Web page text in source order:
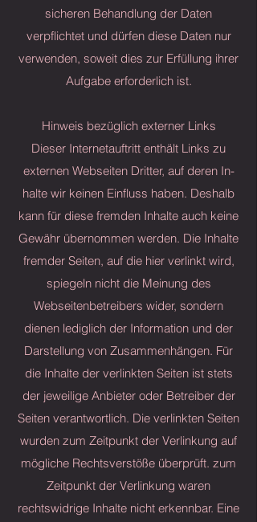
sicheren Behandlung der Daten
verpflichtet und dürfen diese Daten nur
verwenden, soweit dies zur Erfüllung ihrer
Aufgabe erforderlich ist.
Hinweis bezüglich externer Links
Dieser Internetauftritt enthält Links zu
externen Webseiten Dritter, auf deren In-
halte wir keinen Einfluss haben. Deshalb
kann für diese fremden Inhalte auch keine
Gewähr übernommen werden. Die Inhalte
fremder Seiten, auf die hier verlinkt wird,
spiegeln nicht die Meinung des
Webseitenbetreibers wider, sondern
dienen lediglich der Information und der
Darstellung von Zusammenhängen. Für
die Inhalte der verlinkten Seiten ist stets
der jeweilige Anbieter oder Betreiber der
Seiten verantwortlich. Die verlinkten Seiten
wurden zum Zeitpunkt der Verlinkung auf
mögliche Rechtsverstöße überprüft. zum
Zeitpunkt der Verlinkung waren
rechtswidrige Inhalte nicht erkennbar. Eine